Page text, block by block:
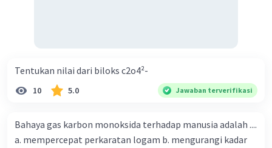
Tentukan nilai dari biloks c2o4²-
10 5.0 Jawaban terverifikasi
Bahaya gas karbon monoksida terhadap manusia adalah ....
a. mempercepat perkaratan logam b. mengurangi kadar